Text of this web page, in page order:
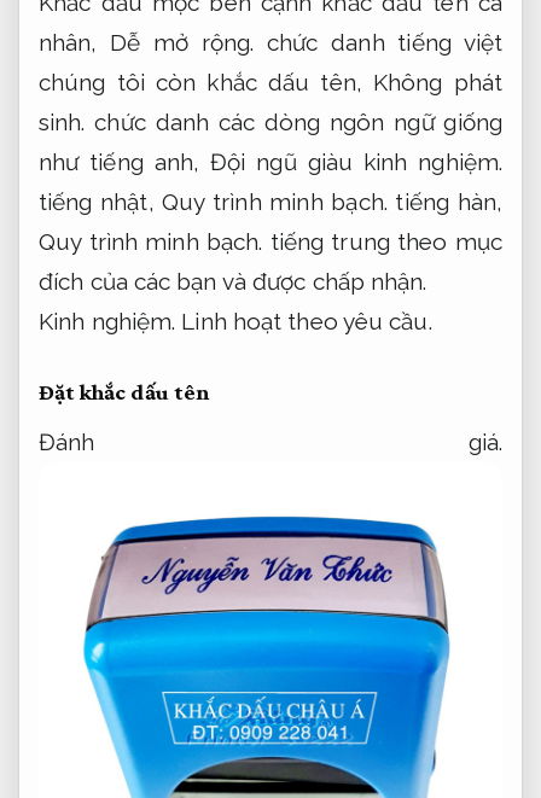
nhân, Dễ mở rộng. chức danh tiếng việt
chúng tôi còn khắc dấu tên, Không phát
sinh. chức danh các dòng ngôn ngữ giống
như tiếng anh,Đội ngũ giàu kinh nghiệm.
tiếng nhật,Quy trình minh bạch. tiếng hàn,
Quy trình minh bạch. tiếng trung theo mục
đích của các bạn và được chấp nhận.
Kinh nghiệm. Linh hoạt theo yêu cầu.
Đặt khắc dấu tên
Đánh giá.